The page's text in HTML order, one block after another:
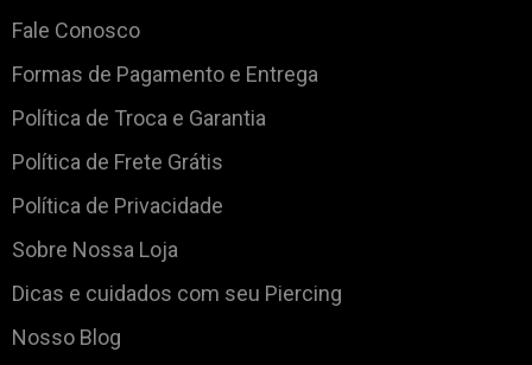
Fale Conosco
Formas de Pagamento e Entrega
Política de Troca e Garantia
Política de Frete Grátis
Política de Privacidade
Sobre Nossa Loja
Dicas e cuidados com seu Piercing
Nosso Blog